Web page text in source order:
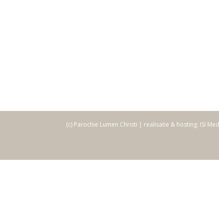
(c) Parochie Lumen Christi | realisatie & hosting: ISI